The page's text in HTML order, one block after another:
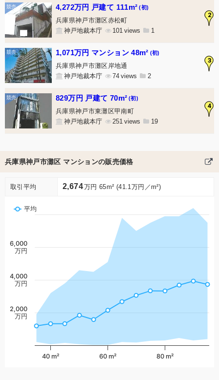
2
4,272万円 戸建て 111m² (初)
兵庫県神戸市灘区赤松町
神戸地裁本庁
101 1
3
1,071万円 マンション 48m² (初)
兵庫県神戸市灘区岸地通
神戸地裁本庁
74 2
4
829万円 戸建て 70m² (初)
兵庫県神戸市東灘区甲南町
神戸地裁本庁
251 19
兵庫県神戸市灘区 マンションの販売価格
取引平均 2,674万円 65m² (41.1万円／m²)
平均
40 m² 60 m² 80 m²
2,000
万円
4,000
万円
6,000
万円